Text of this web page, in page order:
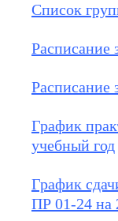
Список
Расписание
Расписание
График
учебный год
График
ПР 01-24 на